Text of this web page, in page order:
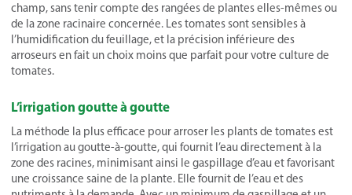
champ, sans tenir compte des rangées de plantes elles-mêmes ou
de la zone racinaire concernée. Les tomates sont sensibles à
l’humidification du feuillage, et la précision inférieure des
arroseurs en fait un choix moins que parfait pour votre culture de
tomates.
L’irrigation goutte à goutte
La méthode la plus efficace pour arroser les plants de tomates est
l’irrigation au goutte-à-goutte, qui fournit l’eau directement à la
zone des racines, minimisant ainsi le gaspillage d’eau et favorisant
une croissance saine de la plante. Elle fournit de l’eau et des